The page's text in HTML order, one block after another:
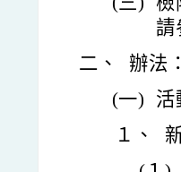
請
二、
辦法
(一)
活
１、